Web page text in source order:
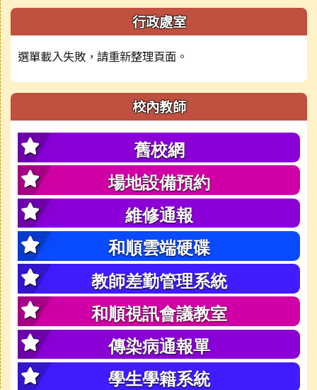
行政處室
選單載入失敗，請重新整理頁面。
校內教師
舊校網
場地設備預約
維修通報
和順雲端硬碟
教師差勤管理系統
和順視訊會議教室
傳染病通報單
學生學籍系統